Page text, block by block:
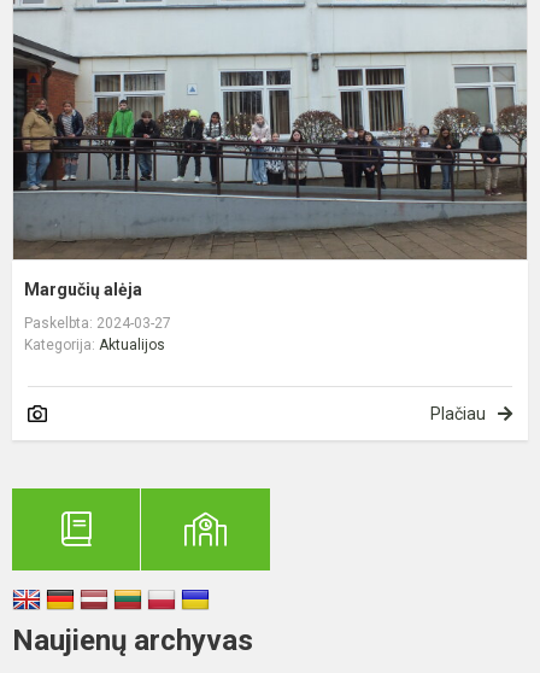
Margučių alėja
Paskelbta: 2024-03-27
Kategorija: Aktualijos
Plačiau
Naujienų archyvas